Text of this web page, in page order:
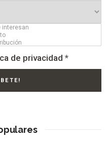
de privacidad *